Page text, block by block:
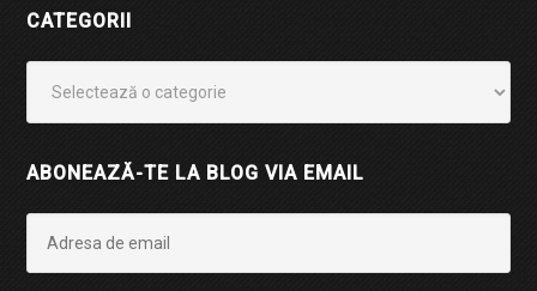
CATEGORII
ABONEAZĂ-TE LA BLOG VIA EMAIL
email